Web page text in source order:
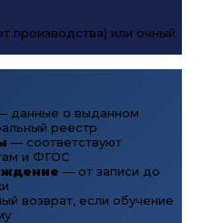
производства) или очный
данные о выданном
реестр
— соответствуют
и ФГОС
— от записи до
возврат, если обучение